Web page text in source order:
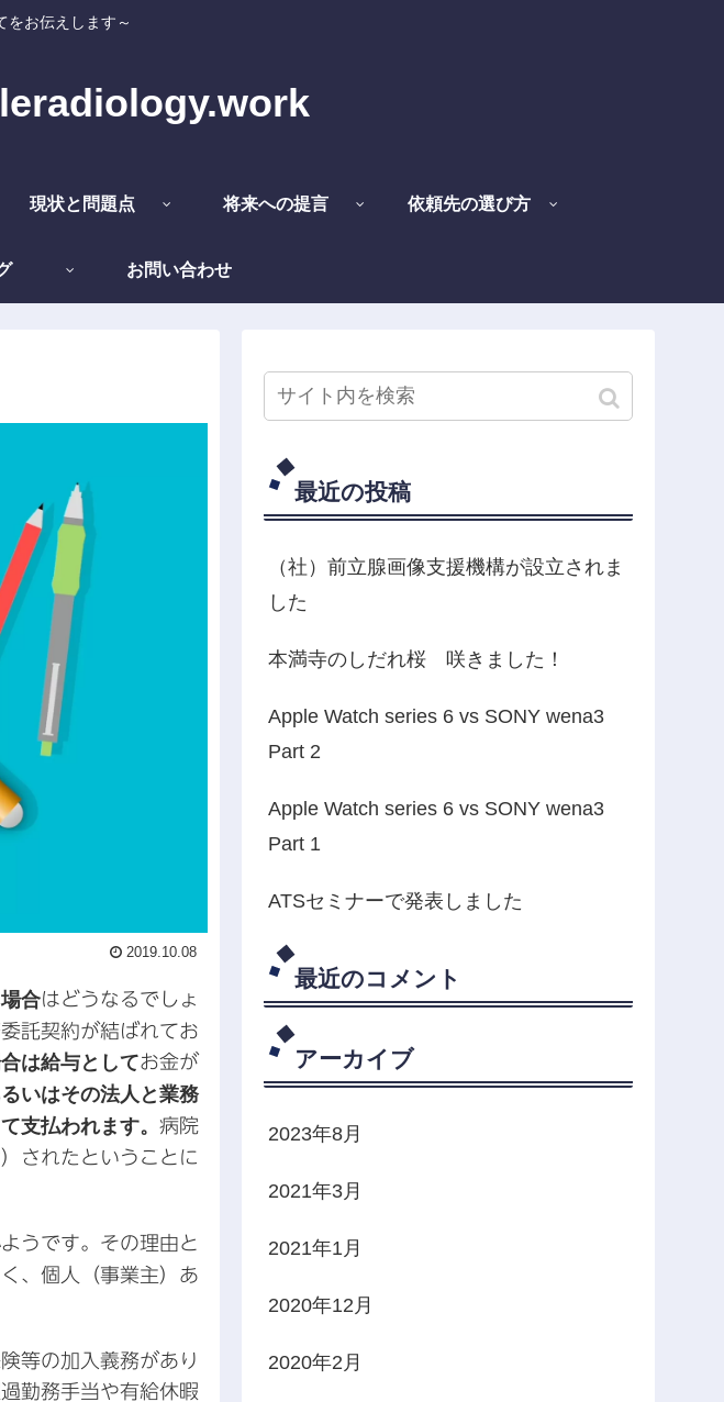
をお伝えします～
現状と問題点 将来への提言 依頼先の選び方
お問い合わせ
2019.10.08
合はどうなるでしょ
託契約が結ばれてお
は給与としてお金が
いはその法人と業務
支払われます。 病院
されたということに
ようです。その理由と
、個人（事業主）あ
等の加入義務があり
勤務手当や有給休暇
最近の投稿
（社）前立腺画像支援機構が設立されま
した
本満寺のしだれ桜 咲きました！
Apple Watch series 6 vs SONY wena3
Part 2
Apple Watch series 6 vs SONY wena3
Part 1
ATSセミナーで発表しました
最近のコメント
アーカイブ
2023年8月
2021年3月
2021年1月
2020年12月
2020年2月